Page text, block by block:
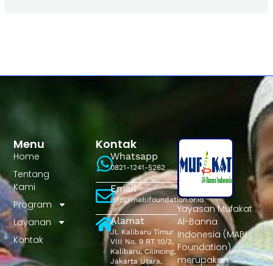
Menu
Home
Tentang
Kami
Program
Layanan
Kontak
Kontak
Whatsapp
0821-1241-5262
Email
info@mabifoundation.or.id
Alamat
Jl. Kalibaru Timur
VIII No. 9 RT 10/3,
Kalibaru, Cilincing,
Jakarta Utara,
Yayasan Mufakat
Al-Banna
Indonesia (MABI
Foundation)
merupakan